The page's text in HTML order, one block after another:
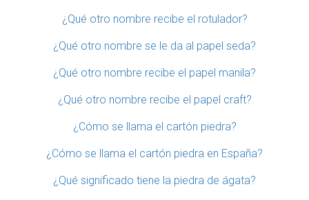
¿Qué otro nombre recibe el rotulador?
¿Qué otro nombre se le da al papel seda?
¿Qué otro nombre recibe el papel manila?
¿Qué otro nombre recibe el papel craft?
¿Cómo se llama el cartón piedra?
¿Cómo se llama el cartón piedra en España?
¿Qué significado tiene la piedra de ágata?